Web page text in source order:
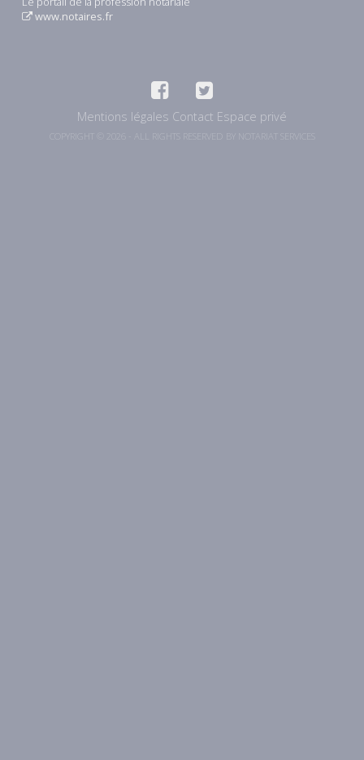
www.notaires.fr
Mentions légales Contact Espace privé
COPYRIGHT © 2026 - ALL RIGHTS RESERVED BY NOTARIAT SERVICES